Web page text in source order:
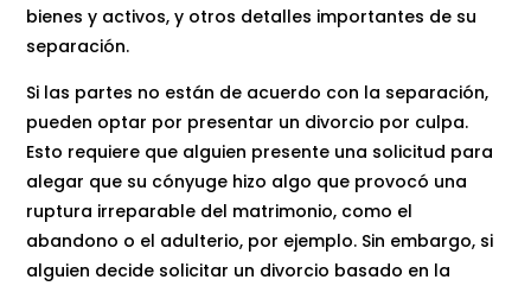
bienes y activos, y otros detalles importantes de su
separación.
Si las partes no están de acuerdo con la separación,
pueden optar por presentar un divorcio por culpa.
Esto requiere que alguien presente una solicitud para
alegar que su cónyuge hizo algo que provocó una
ruptura irreparable del matrimonio, como el
abandono o el adulterio, por ejemplo. Sin embargo, si
alguien decide solicitar un divorcio basado en la